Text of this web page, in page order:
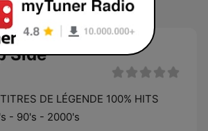
Side
DE LÉGENDE 100% HITS
- 90's - 2000's